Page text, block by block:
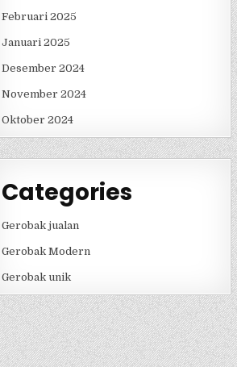
Februari 2025
Januari 2025
Desember 2024
November 2024
Oktober 2024
Categories
Gerobak jualan
Gerobak Modern
Gerobak unik